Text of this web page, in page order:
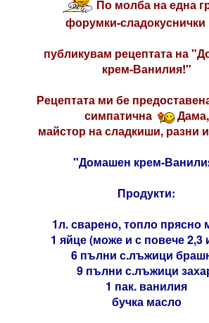
По молба на една
форумки-сладокуснички
публикувам рецептата на
крем-Ванилия!"
Рецептата ми бе
симпатична
Дама,
майстор на сладкиши, разни
"Домашен крем-
Продукти:
1л. сварено, топло прясно
1 яйце (може и с повече 2,3
6 пълни с.лъжици
9 пълни с.лъжици
1 пак. ванилия
бучка масло